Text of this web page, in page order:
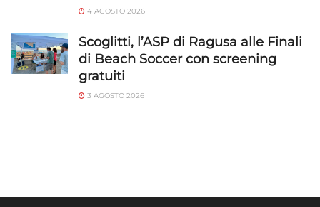
4 AGOSTO 2026
Scoglitti, l’ASP di Ragusa alle Finali
di Beach Soccer con screening
gratuiti
3 AGOSTO 2026